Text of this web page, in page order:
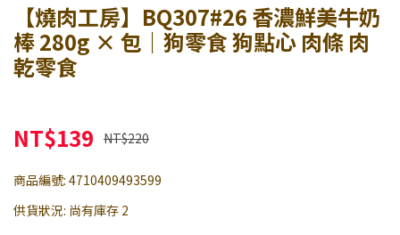
【燒肉工房】BQ307#26 香濃鮮美牛奶
棒 280g × 包｜狗零食 狗點心 肉條 肉
乾零食
NT$139 NT$220
商品編號: 4710409493599
供貨狀況: 尚有庫存 2